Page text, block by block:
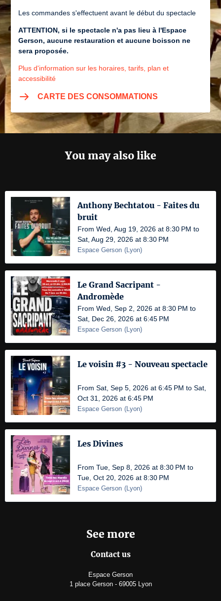
You may also like
Anthony Bechtatou - Faites du
bruit
From Wed, Aug 19, 2026 at 8:30 PM to
Sat, Aug 29, 2026 at 8:30 PM
Espace Gerson (Lyon)
Le Grand Sacripant -
Andromède
From Wed, Sep 2, 2026 at 8:30 PM to
Sat, Dec 26, 2026 at 6:45 PM
Espace Gerson (Lyon)
Le voisin #3 - Nouveau spectacle
From Sat, Sep 5, 2026 at 6:45 PM to Sat,
Oct 31, 2026 at 6:45 PM
Espace Gerson (Lyon)
Les Divines
From Tue, Sep 8, 2026 at 8:30 PM to
Tue, Oct 20, 2026 at 8:30 PM
Espace Gerson (Lyon)
Les commandes s'effectuent avant le début du spectacle
ATTENTION, si le spectacle n'a pas lieu à l'Espace
Gerson, aucune restauration et aucune boisson ne
sera proposée.
Plus d'information sur les horaires, tarifs, plan et
accessibilité
CARTE DES CONSOMMATIONS
See more
Contact us
Espace Gerson
1 place Gerson - 69005 Lyon